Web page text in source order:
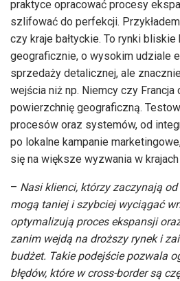
praktyce opracować procesy
szlifować do perfekcji.
czy kraje bałtyckie. To rynki
geograficznie, o wysokim udziale
sprzedaży detalicznej, ale
wejścia niż np. Niemcy czy
powierzchnię geograficzną.
procesów oraz systemów, od
po lokalne kampanie
się na większe wyzwania w
– Nasi klienci, którzy zaczynają
mogą taniej i szybciej wyciągać
optymalizują proces ekspansji
zanim wejdą na droższy rynek i
budżet. Takie podejście pozwala
błędów, które w cross-border są